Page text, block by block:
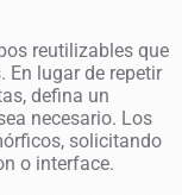
reutilizables que
En lugar de repetir
defina un
necesario. Los
solicitando
o interface.